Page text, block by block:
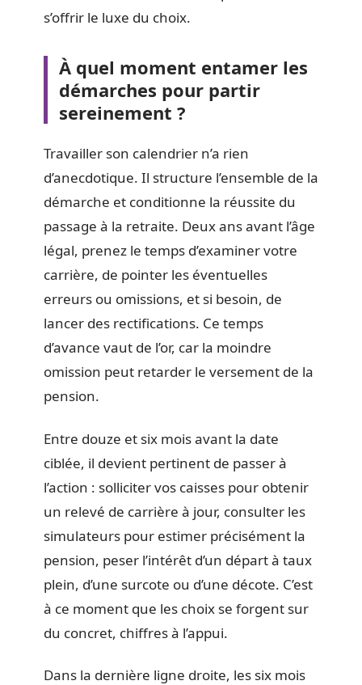
s’offrir le luxe du choix.
À quel moment entamer les
démarches pour partir
sereinement ?
Travailler son calendrier n’a rien
d’anecdotique. Il structure l’ensemble de la
démarche et conditionne la réussite du
passage à la retraite. Deux ans avant l’âge
légal, prenez le temps d’examiner votre
carrière, de pointer les éventuelles
erreurs ou omissions, et si besoin, de
lancer des rectifications. Ce temps
d’avance vaut de l’or, car la moindre
omission peut retarder le versement de la
pension.
Entre douze et six mois avant la date
ciblée, il devient pertinent de passer à
l’action : solliciter vos caisses pour obtenir
un relevé de carrière à jour, consulter les
simulateurs pour estimer précisément la
pension, peser l’intérêt d’un départ à taux
plein, d’une surcote ou d’une décote. C’est
à ce moment que les choix se forgent sur
du concret, chiffres à l’appui.
Dans la dernière ligne droite, les six mois